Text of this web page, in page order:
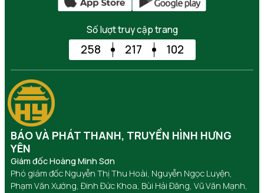
Số lượt truy cập trang
258 217 102
BÁO VÀ PHÁT THANH, TRUYỀN HÌNH HƯNG
YÊN
Giám đốc Hoàng Minh Sơn
Phó giám đốc Nguyễn Thị Thu Hoài, Nguyễn Ngọc Luyện,
Phạm Văn Xướng, Đinh Đức Khoa, Bùi Hải Đăng, Vũ Văn Mạnh,